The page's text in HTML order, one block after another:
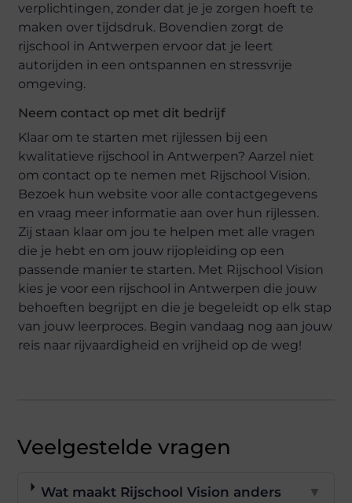
verplichtingen, zonder dat je je zorgen hoeft te
maken over tijdsdruk. Bovendien zorgt de
rijschool in Antwerpen ervoor dat je leert
autorijden in een ontspannen en stressvrije
omgeving.
Neem contact op met dit bedrijf
Klaar om te starten met rijlessen bij een
kwalitatieve rijschool in Antwerpen? Aarzel niet
om contact op te nemen met Rijschool Vision.
Bezoek hun website voor alle contactgegevens
en vraag meer informatie aan over hun rijlessen.
Zij staan klaar om jou te helpen met alle vragen
die je hebt en om jouw rijopleiding op een
passende manier te starten. Met Rijschool Vision
kies je voor een rijschool in Antwerpen die jouw
behoeften begrijpt en die je begeleidt op elk stap
van jouw leerproces. Begin vandaag nog aan jouw
reis naar rijvaardigheid en vrijheid op de weg!
Veelgestelde vragen
Wat maakt Rijschool Vision anders
▼